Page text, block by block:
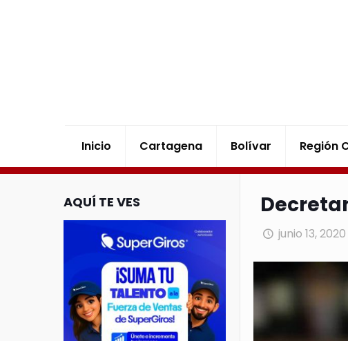
Inicio Cartagena Bolívar Región
junio 13, 2020
AQUÍ TE VES